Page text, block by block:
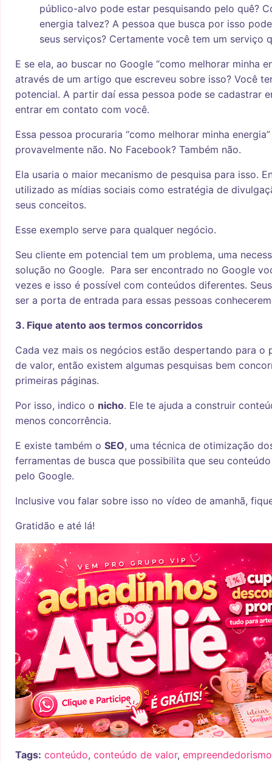
público-alvo pode estar pesquisando pelo quê?
energia talvez? A pessoa que busca por isso
seus serviços? Certamente você tem um serviço
E se ela, ao buscar no Google “como melhorar minha
através de um artigo que escreveu sobre isso? Você
potencial. A partir daí essa pessoa pode se cadastrar
entrar em contato com você.
Essa pessoa procuraria “como melhorar minha
provavelmente não. No Facebook? Também não.
Ela usaria o maior mecanismo de pesquisa para isso.
utilizado as mídias sociais como estratégia de
seus conceitos.
Esse exemplo serve para qualquer negócio.
Seu cliente em potencial tem um problema, uma
solução no Google. Para ser encontrado no Google
vezes e isso é possível com conteúdos diferentes.
ser a porta de entrada para essas pessoas
3. Fique atento aos termos concorridos
Cada vez mais os negócios estão despertando para
de valor, então existem algumas pesquisas bem
primeiras páginas.
Por isso, indico o nicho. Ele te ajuda a construir
menos concorrência.
E existe também o SEO, uma técnica de otimização
ferramentas de busca que possibilita que seu
pelo Google.
Inclusive vou falar sobre isso no vídeo de amanhã,
Gratidão e até lá!
Tags: conteúdo, conteúdo de valor,